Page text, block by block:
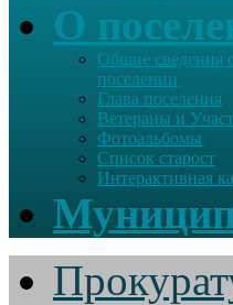
О
Общие сведения
поселении
Глава поселения
Ветераны и
Фотоальбомы
Список старост
Интерактивная